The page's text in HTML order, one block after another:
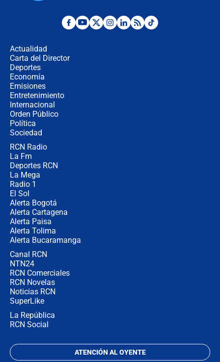
¿Por qué De la Espriella gobernará
Actualidad
Carta del Director
Deportes
Economía
Emisiones
Entretenimiento
Internacional
Orden Público
Política
Sociedad
RCN Radio
La Fm
Deportes RCN
La Mega
Radio 1
El Sol
Alerta Bogotá
Alerta Cartagena
Alerta Paisa
Alerta Tolima
Alerta Bucaramanga
Canal RCN
NTN24
RCN Comerciales
RCN Novelas
Noticias RCN
SuperLike
La República
RCN Social
ATENCIÓN AL OYENTE